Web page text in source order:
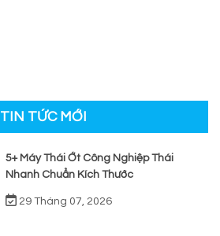
TIN TỨC MỚI
5+ Máy Thái Ớt Công Nghiệp Thái
Nhanh Chuẩn Kích Thước
29 Tháng 07, 2026